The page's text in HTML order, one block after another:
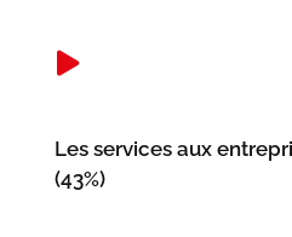
Les services aux
(43%)